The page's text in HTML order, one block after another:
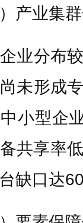
业集群
分布较
未形成
小型企
共享率
缺口达